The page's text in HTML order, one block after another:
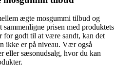
ægte mosgummi tilbud og
prisen med produktets
godt til at være sandt, kan det
ikke er på niveau. Vær også
eller sæsonudsalg, hvor du kan